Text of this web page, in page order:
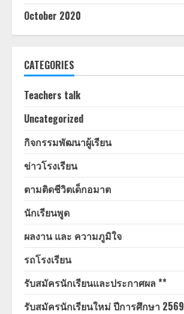
October 2020
CATEGORIES
Teachers talk
Uncategorized
กิจกรรมพัฒนาผู้เรียน
ข่าวโรงเรียน
ตามติดชีวิตเด็กอมาต
นักเรียนพูด
ผลงาน และ ความภูมิใจ
รถโรงเรียน
รับสมัครนักเรียนและประกาศผล **
รับสมัครนักเรียนใหม่ ปีการศึกษา 2569